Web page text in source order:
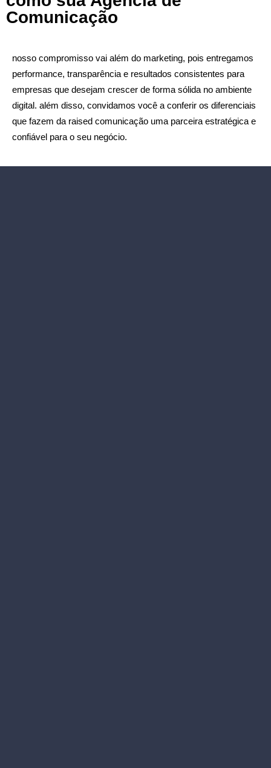
Comunicação
nosso compromisso vai além do marketing, pois entregamos
performance, transparência e resultados consistentes para
empresas que desejam crescer de forma sólida no ambiente
digital. além disso, convidamos você a conferir os diferenciais
que fazem da raised comunicação uma parceira estratégica e
confiável para o seu negócio.